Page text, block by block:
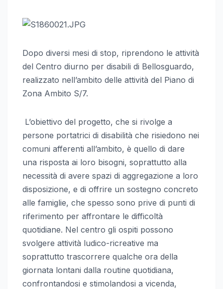
Dopo diversi mesi di stop, riprendono le attività
del Centro diurno per disabili di Bellosguardo,
realizzato nell’ambito delle attività del Piano di
Zona Ambito S/7.
L’obiettivo del progetto, che si rivolge a
persone portatrici di disabilità che risiedono nei
comuni afferenti all’ambito, è quello di dare
una risposta ai loro bisogni, soprattutto alla
necessità di avere spazi di aggregazione a loro
disposizione, e di offrire un sostegno concreto
alle famiglie, che spesso sono prive di punti di
riferimento per affrontare le difficoltà
quotidiane. Nel centro gli ospiti possono
svolgere attività ludico-ricreative ma
soprattutto trascorrere qualche ora della
giornata lontani dalla routine quotidiana,
confrontandosi e stimolandosi a vicenda,